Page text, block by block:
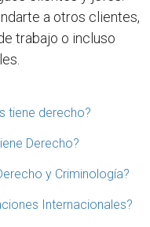
a otros clientes,
trabajo o incluso
tiene derecho?
Derecho?
y Criminología?
Internacionales?